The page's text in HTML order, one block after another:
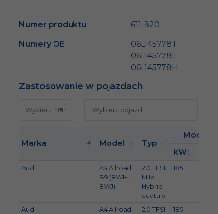
Numer produktu 611-820
Numery OE
06L145778T
06L145778E
06L145778H
Zastosowanie w pojazdach
Marka Model Typ
Moc
kW
Audi
A4 Allroad
B9 (8WH,
8WJ)
2.0 TFSI
Mild
Hybrid
quattro
185
Audi
A4 Allroad
2.0 TFSI
185